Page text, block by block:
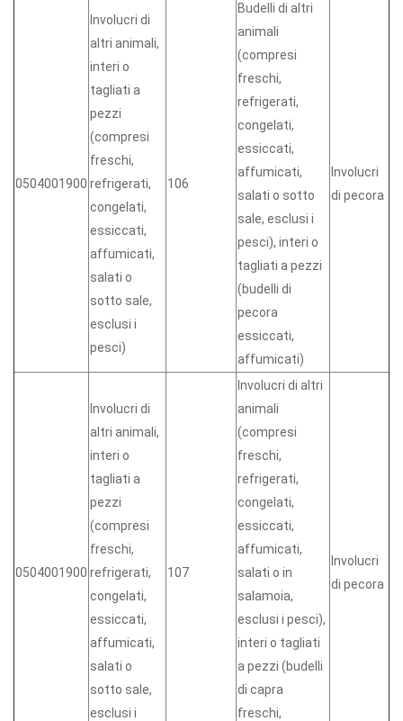
0504001900
Involucri di
altri animali,
interi o
tagliati a
pezzi
(compresi
freschi,
refrigerati,
congelati,
essiccati,
affumicati,
salati o
sotto sale,
esclusi i
pesci)
106
Budelli di altri
animali
(compresi
freschi,
refrigerati,
congelati,
essiccati,
affumicati,
salati o sotto
sale, esclusi i
pesci), interi o
tagliati a pezzi
(budelli di
pecora
essiccati,
affumicati)
Involucri
di pecora
0504001900
Involucri di
altri animali,
interi o
tagliati a
pezzi
(compresi
freschi,
refrigerati,
congelati,
essiccati,
affumicati,
salati o
sotto sale,
esclusi i
107
Involucri di altri
animali
(compresi
freschi,
refrigerati,
congelati,
essiccati,
affumicati,
salati o in
salamoia,
esclusi i pesci),
interi o tagliati
a pezzi (budelli
di capra
freschi,
Involucri
di pecora